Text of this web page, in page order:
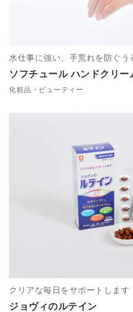
ソフチュール ハンドクリー
水仕事に強い、手荒れを防ぐう
化粧品・ビューティー
ジョヴィのルテイン
クリアな毎日をサポートします